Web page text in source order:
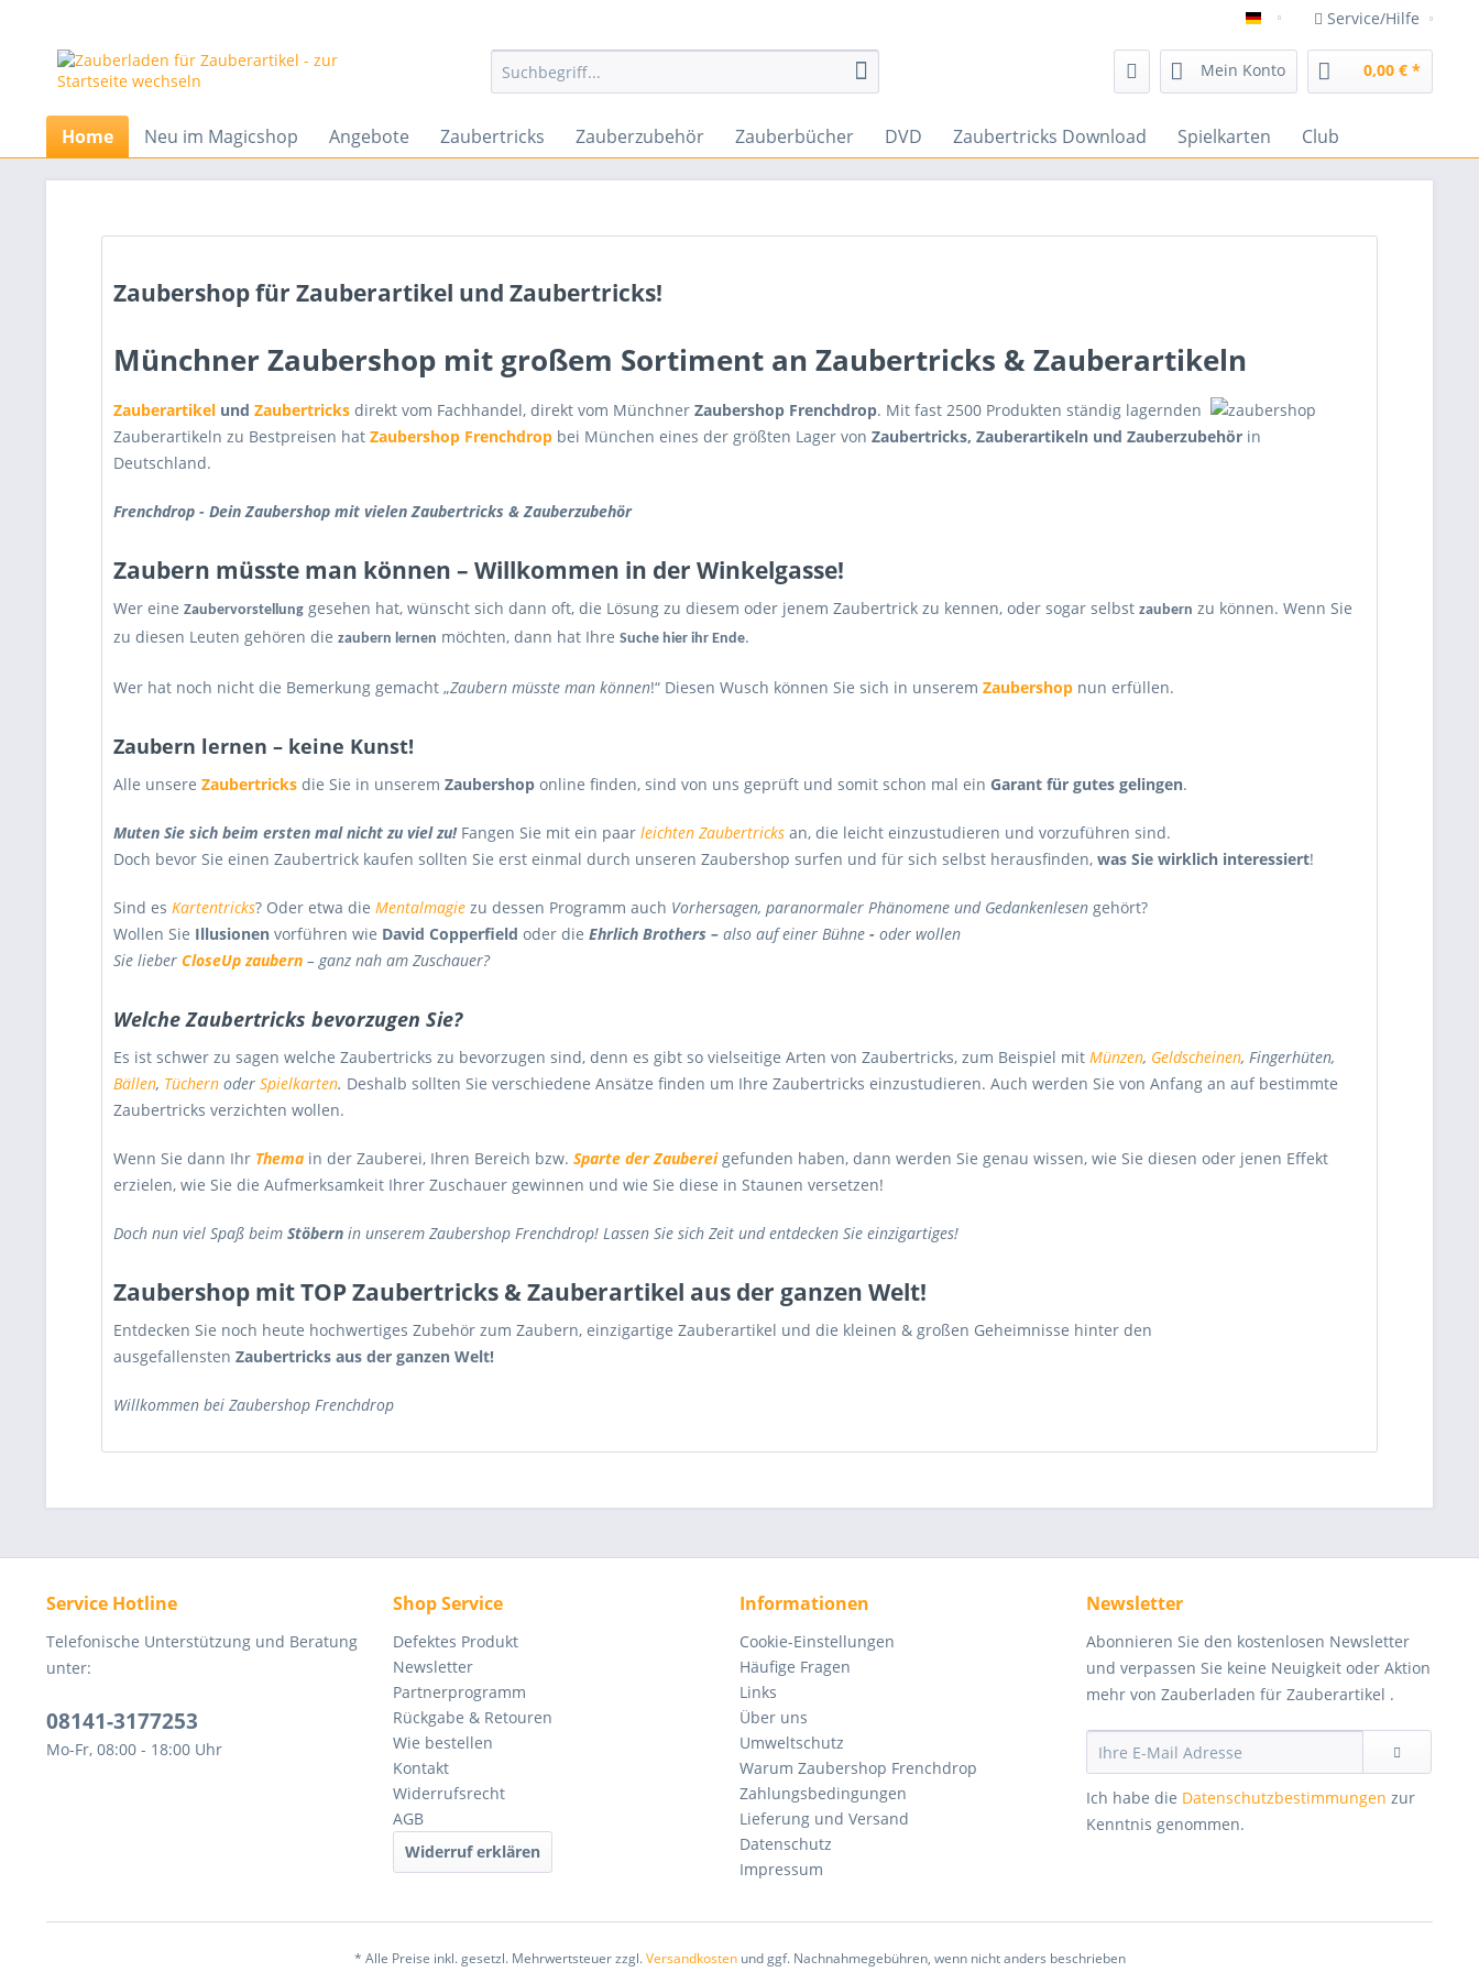
Zaubershop Frenchdrop
Service/Hilfe
Mein Konto 0,00 € *
Home Neu im Magicshop Angebote Zaubertricks Zauberzubehör Zauberbücher DVD Zaubertricks Download Spielkarten Club
Zaubershop für Zauberartikel und Zaubertricks!
Münchner Zaubershop mit großem Sortiment an Zaubertricks & Zauberartikeln
Zauberartikel und Zaubertricks direkt vom Fachhandel, direkt vom Münchner Zaubershop Frenchdrop. Mit fast 2500 Produkten ständig lagernden
Zauberartikeln zu Bestpreisen hat Zaubershop Frenchdrop bei München eines der größten Lager von Zaubertricks, Zauberartikeln und Zauberzubehör in
Deutschland.
Frenchdrop - Dein Zaubershop mit vielen Zaubertricks & Zauberzubehör
Zaubern müsste man können – Willkommen in der Winkelgasse!
Wer eine Zaubervorstellung gesehen hat, wünscht sich dann oft, die Lösung zu diesem oder jenem Zaubertrick zu kennen, oder sogar selbst zaubern zu können. Wenn Sie
zu diesen Leuten gehören die zaubern lernen möchten, dann hat Ihre Suche hier ihr Ende.
Wer hat noch nicht die Bemerkung gemacht „Zaubern müsste man können!“ Diesen Wusch können Sie sich in unserem Zaubershop nun erfüllen.
Zaubern lernen – keine Kunst!
Alle unsere Zaubertricks die Sie in unserem Zaubershop online finden, sind von uns geprüft und somit schon mal ein Garant für gutes gelingen.
Muten Sie sich beim ersten mal nicht zu viel zu!Fangen Sie mit ein paar leichten Zaubertricks an, die leicht einzustudieren und vorzuführen sind.
Doch bevor Sie einen Zaubertrick kaufen sollten Sie erst einmal durch unseren Zaubershop surfen und für sich selbst herausfinden, was Sie wirklich interessiert!
Sind es Kartentricks? Oder etwa die Mentalmagie zu dessen Programm auch Vorhersagen, paranormaler Phänomene und Gedankenlesen gehört?
Wollen Sie Illusionen vorführen wie David Copperfield oder die Ehrlich Brothers – also auf einer Bühne - oder wollen
Sie lieber CloseUpzaubern – ganz nah am Zuschauer?
Welche Zaubertricks bevorzugen Sie?
Es ist schwer zu sagen welche Zaubertricks zu bevorzugen sind, denn es gibt so vielseitige Arten von Zaubertricks, zum Beispiel mit Münzen, Geldscheinen, Fingerhüten,
Bällen, Tüchern oder Spielkarten. Deshalb sollten Sie verschiedene Ansätze finden um Ihre Zaubertricks einzustudieren. Auch werden Sie von Anfang an auf bestimmte
Zaubertricks verzichten wollen.
Wenn Sie dann Ihr Thema in der Zauberei, Ihren Bereich bzw. Sparte der Zaubereigefunden haben, dann werden Sie genau wissen, wie Sie diesen oder jenen Effekt
erzielen, wie Sie die Aufmerksamkeit Ihrer Zuschauer gewinnen und wie Sie diese in Staunen versetzen!
Doch nun viel Spaß beim Stöbern in unserem Zaubershop Frenchdrop! Lassen Sie sich Zeit und entdecken Sie einzigartiges!
Zaubershop mit TOP Zaubertricks & Zauberartikel aus der ganzen Welt!
Entdecken Sie noch heute hochwertiges Zubehör zum Zaubern, einzigartige Zauberartikel und die kleinen & großen Geheimnisse hinter den
ausgefallensten Zaubertricks aus der ganzen Welt!
Willkommen bei Zaubershop Frenchdrop
Service Hotline
Telefonische Unterstützung und Beratung
unter:
08141-3177253
Mo-Fr, 08:00 - 18:00 Uhr
Shop Service
Defektes Produkt
Newsletter
Partnerprogramm
Rückgabe & Retouren
Wie bestellen
Kontakt
Widerrufsrecht
AGB
Widerruf erklären
Informationen
Cookie-Einstellungen
Häufige Fragen
Links
Über uns
Umweltschutz
Warum Zaubershop Frenchdrop
Zahlungsbedingungen
Lieferung und Versand
Datenschutz
Impressum
Newsletter
Abonnieren Sie den kostenlosen Newsletter
und verpassen Sie keine Neuigkeit oder Aktion
mehr von Zauberladen für Zauberartikel .
Ich habe die Datenschutzbestimmungen zur
Kenntnis genommen.
* Alle Preise inkl. gesetzl. Mehrwertsteuer zzgl.Versandkostenund ggf. Nachnahmegebühren, wenn nicht anders beschrieben